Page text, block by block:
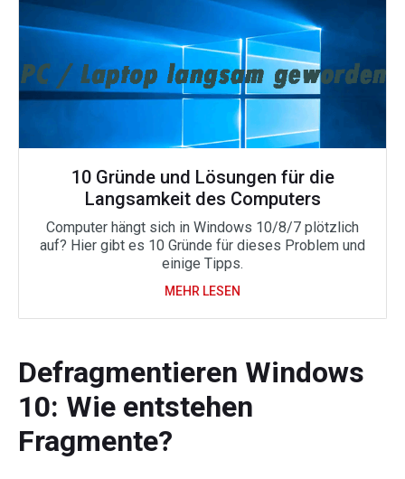
10 Gründe und Lösungen für die
Langsamkeit des Computers
Computer hängt sich in Windows 10/8/7 plötzlich
auf? Hier gibt es 10 Gründe für dieses Problem und
einige Tipps.
MEHR LESEN
Defragmentieren Windows
10: Wie entstehen
Fragmente?